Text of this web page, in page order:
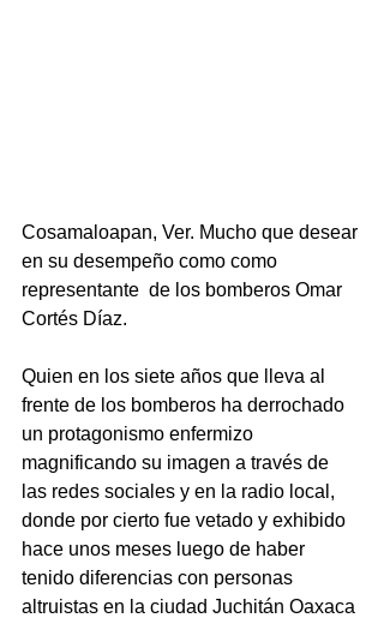
Cosamaloapan, Ver. Mucho que desear
en su desempeño como como
representante  de los bomberos Omar
Cortés Díaz.
Quien en los siete años que lleva al
frente de los bomberos ha derrochado
un protagonismo enfermizo
magnificando su imagen a través de
las redes sociales y en la radio local,
donde por cierto fue vetado y exhibido
hace unos meses luego de haber
tenido diferencias con personas
altruistas en la ciudad Juchitán Oaxaca